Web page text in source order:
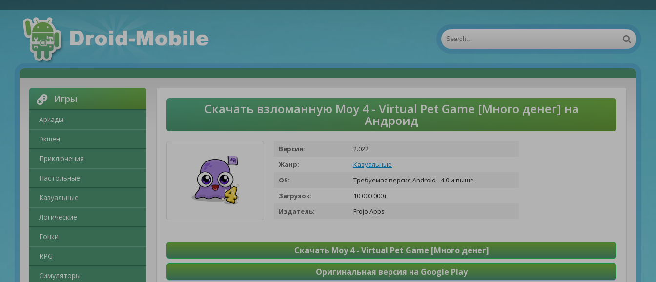
Игры
Аркады
Экшен
Приключения
Настольные
Казуальные
Логические
Гонки
RPG
Симуляторы
Скачать взломанную Moy 4 - Virtual Pet Game [Много денег] на
Андроид
Версия:
2.022
Жанр:
Казуальные
OS:
Требуемая версия Android - 4.0 и выше
Загрузок:
10 000 000+
Издатель:
Frojo Apps
Скачать Moy 4 - Virtual Pet Game [Много денег]
Оригинальная версия на Google Play